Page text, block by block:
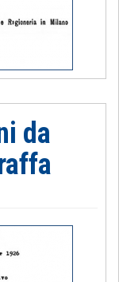
da